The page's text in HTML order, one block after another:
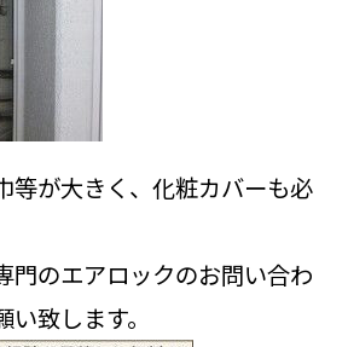
等が大きく、化粧カバーも必
門のエアロックのお問い合わ
致します。